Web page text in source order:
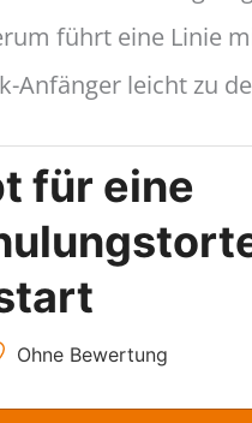
führt eine Linie
Anfänger leicht zu
für eine
Ohne Bewertung